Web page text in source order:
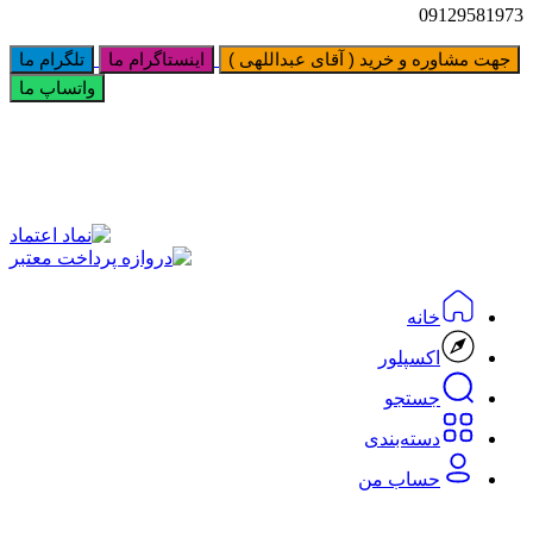
09129581973
جهت مشاوره و خرید ( آقای عبداللهی ) اینستاگرام ما
تلگرام ما
واتساپ ما
خانه
اکسپلور
جستجو
دسته‌بندی‌
حساب من